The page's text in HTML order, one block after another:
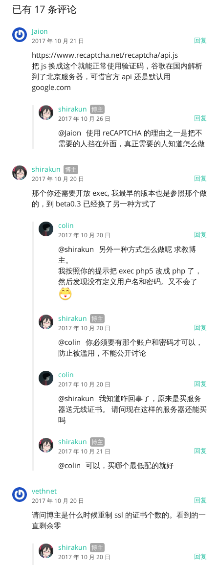
已有 17 条评论
Jaion
回复
2017 年 10 月 21 日
https://www.recaptcha.net/recaptcha/api.js
把 js 换成这个就能正常使用验证码，谷歌在国内解析
到了北京服务器，可惜官方 api 还是默认用
google.com
shirakun
回复
2017 年 10 月 26 日
@Jaion 使用 reCAPTCHA 的理由之一是把不
需要的人挡在外面，真正需要的人知道怎么做
shirakun
回复
2017 年 10 月 20 日
那个你还需要开放 exec, 我最早的版本也是参照那个做
的，到 beta0.3 已经换了另一种方式了
colin
回复
2017 年 10 月 20 日
@shirakun
另外一种方式怎么做呢 求教博
主。
我按照你的提示把 exec php5 改成 php 了，
然后发现没有定义用户名和密码。又不会了
shirakun
回复
2017 年 10 月 20 日
@colin 你必须要有那个账户和密码才可以，
防止被滥用，不能公开讨论
colin
回复
2017 年 10 月 20 日
@shirakun 我知道咋回事了，原来是买服务
器送无线证书。 请问现在这样的服务器还能买
吗
shirakun
回复
2017 年 10 月 21 日
@colin 可以，买哪个最低配的就好
vethnet
回复
2017 年 10 月 20 日
请问博主是什么时候重制 ssl 的证书个数的。看到的一
直剩余零
shirakun
回复
2017 年 10 月 20 日